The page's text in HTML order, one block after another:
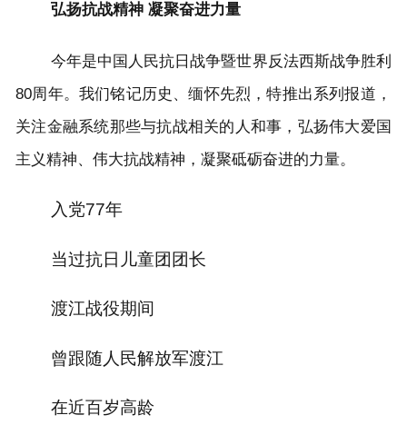
弘扬抗战精神 凝聚奋进力量
今年是中国人民抗日战争暨世界反法西斯战争胜利
80周年。我们铭记历史、缅怀先烈，特推出系列报道，
关注金融系统那些与抗战相关的人和事，弘扬伟大爱国
主义精神、伟大抗战精神，凝聚砥砺奋进的力量。
入党77年
当过抗日儿童团团长
渡江战役期间
曾跟随人民解放军渡江
在近百岁高龄